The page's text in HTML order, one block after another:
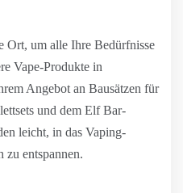
Ort, um alle Ihre Bedürfnisse
Vape-Produkte in
Angebot an Bausätzen für
und dem Elf Bar-
leicht, in das Vaping-
zu entspannen.